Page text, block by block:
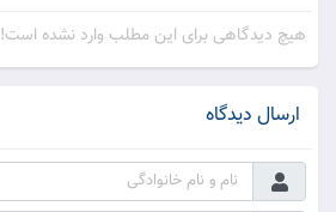
هیچ دیدگاهی برای این مطلب وارد نشده است!
ارسال دیدگاه